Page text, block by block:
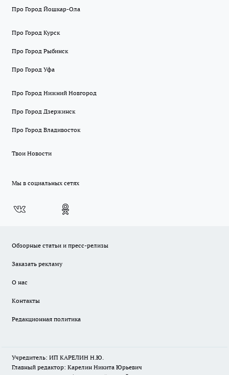
Про Город Йошкар-Ола
Про Город Курск
Про Город Рыбинск
Про Город Уфа
Про Город Нижний Новгород
Про Город Дзержинск
Про Город Владивосток
Твои Новости
Мы в социальных сетях
Обзорные статьи и пресс-релизы
Заказать рекламу
О нас
Контакты
Редакционная политика
Учредитель: ИП КАРЕЛИН Н.Ю.
Главный редактор: Карелин Никита Юрьевич